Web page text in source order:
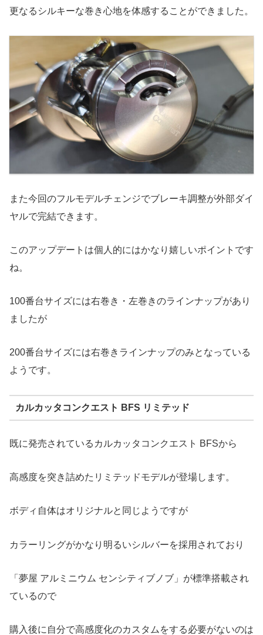
更なるシルキーな巻き心地を体感することができました。
また今回のフルモデルチェンジでブレーキ調整が外部ダイ
ヤルで完結できます。
このアップデートは個人的にはかなり嬉しいポイントです
ね。
100番台サイズには右巻き・左巻きのラインナップがあり
ましたが
200番台サイズには右巻きラインナップのみとなっている
ようです。
カルカッタコンクエスト BFS リミテッド
既に発売されているカルカッタコンクエスト BFSから
高感度を突き詰めたリミテッドモデルが登場します。
ボディ自体はオリジナルと同じようですが
カラーリングがかなり明るいシルバーを採用されており
「夢屋 アルミニウム センシティブノブ」が標準搭載され
ているので
購入後に自分で高感度化のカスタムをする必要がないのは